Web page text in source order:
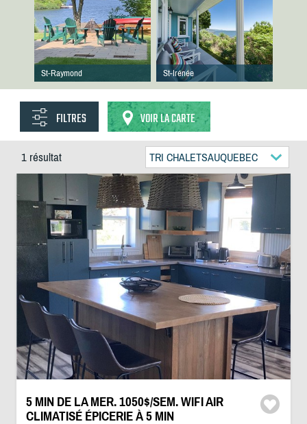
St-Raymond St-Irénée
FILTRES VOIR LA CARTE
1 résultat TRI CHALETSAUQUEBEC
5 MIN DE LA MER. 1050$/SEM. WIFI AIR
CLIMATISÉ ÉPICERIE À 5 MIN